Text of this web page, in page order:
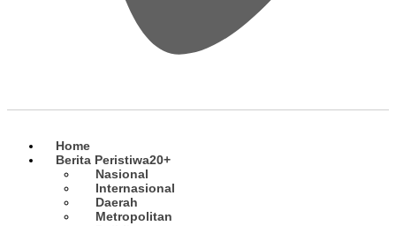
Home
Berita Peristiwa20+
Nasional
Internasional
Daerah
Metropolitan